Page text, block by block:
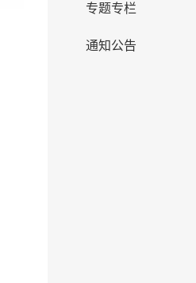
专题专栏
通知公告